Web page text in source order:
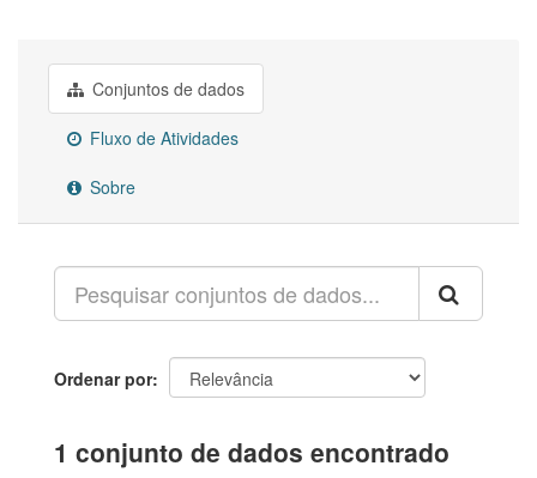
Conjuntos de dados
Fluxo de Atividades
Sobre
Ordenar por
1 conjunto de dados encontrado